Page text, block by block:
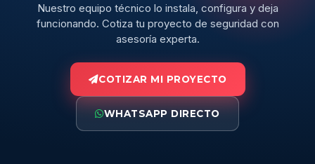
Nuestro equipo técnico lo instala, configura y deja
funcionando. Cotiza tu proyecto de seguridad con
asesoría experta.
COTIZAR MI PROYECTO
WHATSAPP DIRECTO